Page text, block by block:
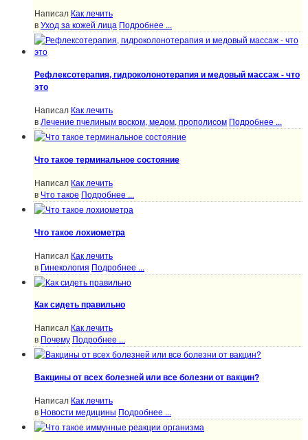
Написал Как лечить
вУход за кожей лица Подробнее ...
Рефлексотерапия, гидроколонотерапия и медовый массаж - что
это
Написал Как лечить
в Лечение пчелиным воском, медом, прополисом Подробнее ...
Что такое терминальное состояние
Написал Как лечить
в Что такое Подробнее ...
Что такое лохиометра
Написал Как лечить
в Гинекология Подробнее ...
Как сидеть правильно
Написал Как лечить
в Почему Подробнее ...
Вакцины от всех болезней или все болезни от вакцин?
Написал Как лечить
в Новости медицины Подробнее ...